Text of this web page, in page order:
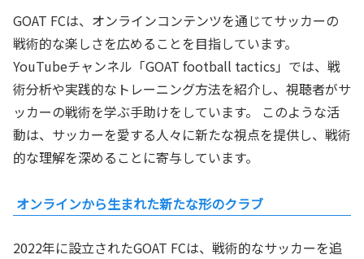
GOAT FCは、オンラインコンテンツを通じてサッカーの
戦術的な楽しさを広めることを目指しています。
YouTubeチャンネル「GOAT football tactics」では、戦
術分析や実践的なトレーニング方法を紹介し、視聴者がサ
ッカーの戦術を学ぶ手助けをしています。 このような活
動は、サッカーを愛する人々に新たな視点を提供し、戦術
的な理解を深めることに寄与しています。
オンラインから生まれた新たな形のクラブ
2022年に設立されたGOAT FCは、戦術的なサッカーを追